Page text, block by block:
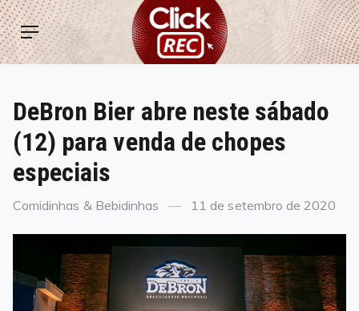
Skip
to
content
ClickREC
Menu
DeBron Bier abre neste sábado
(12) para venda de chopes
especiais
Categories
Comidinhas & Bebidinhas
Posted
11 de setembro de 2020